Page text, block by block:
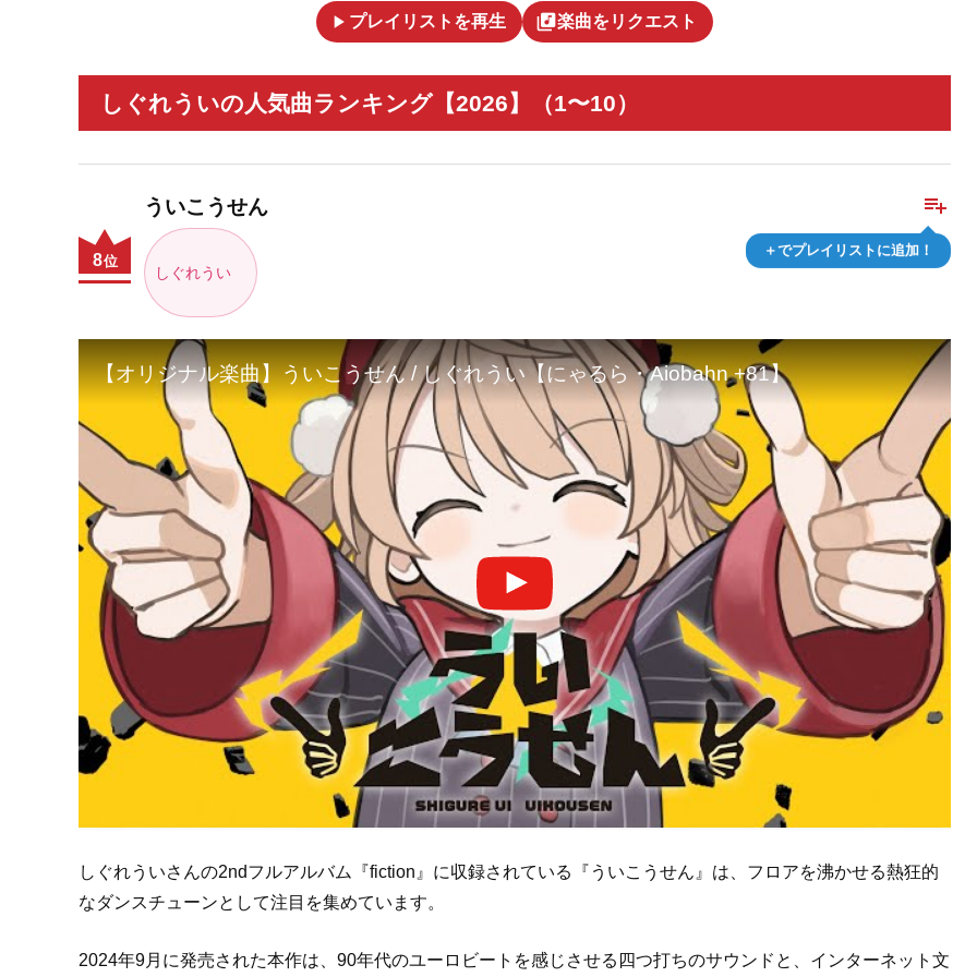
play_arrow プレイリストを再生 library_music楽曲をリクエスト
しぐれういの人気曲ランキング【2026】（1〜10）
playlist_add
＋でプレイリストに追加！
ういこうせん
しぐれうい
8位
【オリジナル楽曲】ういこうせん / しぐれうい【にゃるら・Aiobahn +81】
しぐれういさんの2ndフルアルバム『fiction』に収録されている『ういこうせん』は、フロアを沸かせる熱狂的
なダンスチューンとして注目を集めています。
2024年9月に発売された本作は、90年代のユーロビートを感じさせる四つ打ちのサウンドと、インターネット文